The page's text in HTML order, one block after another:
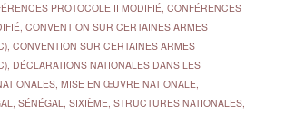
PROTOCOLE II MODIFIÉ, CONFÉRENCES
, CONVENTION SUR CERTAINES ARMES
, CONVENTION SUR CERTAINES ARMES
, DÉCLARATIONS NATIONALES DANS LES
, MISE EN ŒUVRE NATIONALE,
, SÉNÉGAL, SIXIÈME, STRUCTURES NATIONALES,